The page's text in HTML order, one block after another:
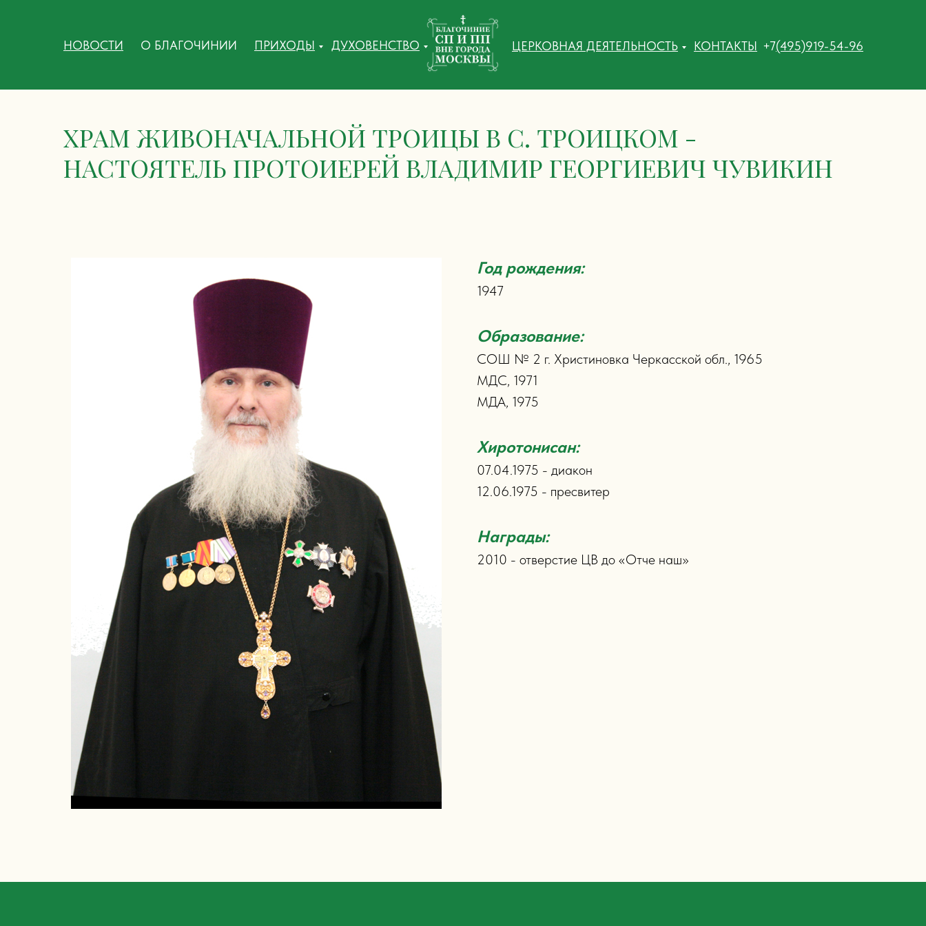
+7(495)919-54-96
КОНТАКТЫ
ЦЕРКОВНАЯ ДЕЯТЕЛЬНОСТЬ
ДУХОВЕНСТВО
ПРИХОДЫ
О БЛАГОЧИНИИ
НОВОСТИ
ХРАМ ЖИВОНАЧАЛЬНОЙ ТРОИЦЫ В С. ТРОИЦКОМ -
НАСТОЯТЕЛЬ ПРОТОИЕРЕЙ ВЛАДИМИР ГЕОРГИЕВИЧ ЧУВИКИН
Год рождения:
1947
Образование:
СОШ № 2 г. Христиновка Черкасской обл., 1965
МДС, 1971
МДА, 1975
Хиротонисан:
07.04.1975 - диакон
12.06.1975 - пресвитер
Награды:
2010 - отверстие ЦВ до «Отче наш»